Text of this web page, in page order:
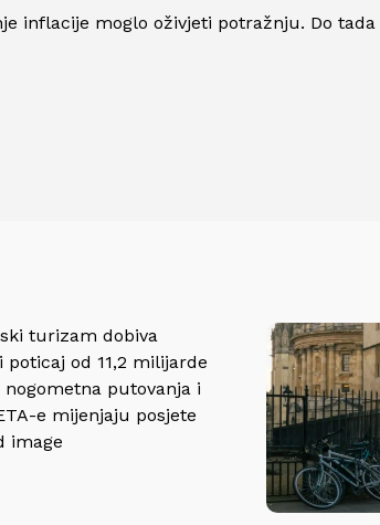
inflacije moglo oživjeti potražnju. Do